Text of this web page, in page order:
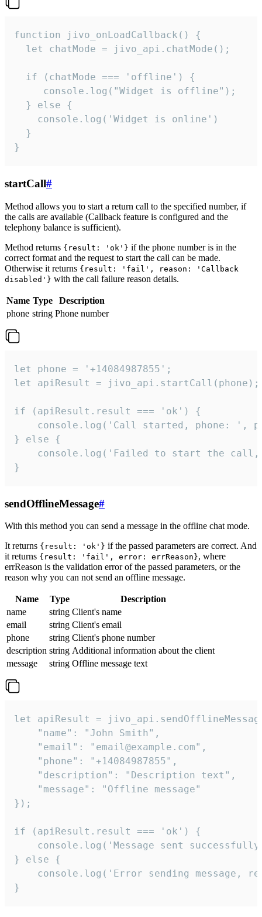
function jivo_onLoadCallback() {
  let chatMode = jivo_api.chatMode();
  if (chatMode === 'offline') {
     console.log("Widget is offline");
  } else {
    console.log('Widget is online')
  }
}
startCall#
Method allows you to start a return call to the specified number, if
the calls are available (Callback feature is configured and the
telephony balance is sufficient).
Method returns {result: 'ok'} if the phone number is in the
correct format and the request to start the call can be made.
Otherwise it returns {result: 'fail', reason: 'Callback
disabled'} with the call failure reason details.
Name Type
Description
phone string Phone number
let phone = '+14084987855';
let apiResult = jivo_api.startCall(phone);
if (apiResult.result === 'ok') {
console.log('Call started, phone: ',
} else {
console.log('Failed to start the
}
sendOfflineMessage#
With this method you can send a message in the offline chat mode.
It returns {result: 'ok'} if the passed parameters are correct. And
it returns {result: 'fail', error: errReason}, where
errReason is the validation error of the passed parameters, or the
reason why you can not send an offline message.
Name Type
Description
name
string Client's name
email
string Client's email
phone
string Client's phone number
description string Additional information about the client
message
string Offline message text
let apiResult =
    "name": "John Smith",
    "email": "email@example.com",
    "phone": "+14084987855",
    "description": "Description text",
    "message": "Offline message"
});
if (apiResult.result === 'ok') {
console.log('Message sent
} else {
console.log('Error sending message,
}